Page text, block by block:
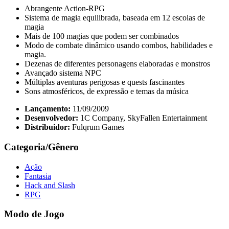
Abrangente Action-RPG
Sistema de magia equilibrada, baseada em 12 escolas de
magia
Mais de 100 magias que podem ser combinados
Modo de combate dinâmico usando combos, habilidades e
magia.
Dezenas de diferentes personagens elaboradas e monstros
Avançado sistema NPC
Múltiplas aventuras perigosas e quests fascinantes
Sons atmosféricos, de expressão e temas da música
Lançamento: 11/09/2009
Desenvolvedor: 1C Company, SkyFallen Entertainment
Distribuidor: Fulqrum Games
Categoria/Gênero
Ação
Fantasia
Hack and Slash
RPG
Modo de Jogo